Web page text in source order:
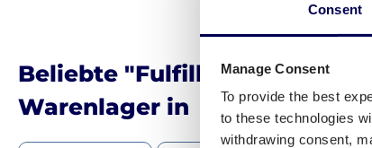
Consent
Manage Consent
To provide the best
to these technologies
withdrawing consent,
Beliebte "Fulfillment by
Warenlager in